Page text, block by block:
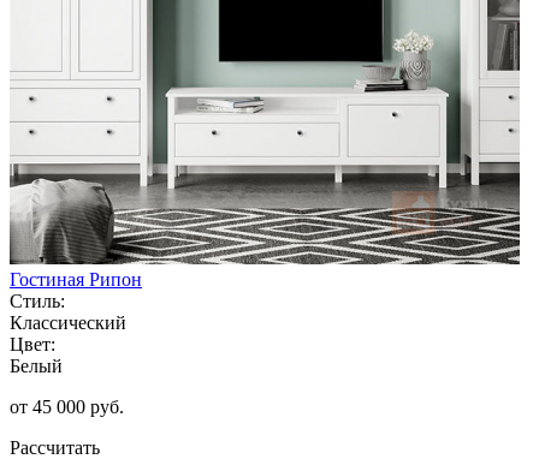
Гостиная Рипон
Стиль:
Классический
Цвет:
Белый
от 45 000 руб.
Рассчитать